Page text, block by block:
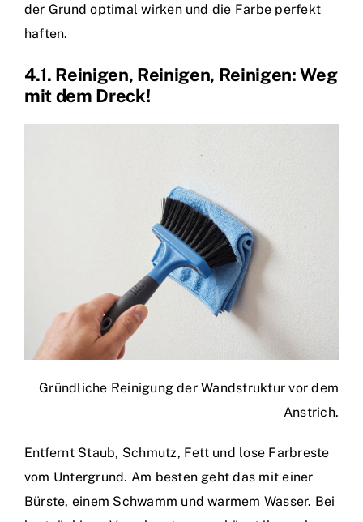
der Grund optimal wirken und die Farbe perfekt
haften.
4.1. Reinigen, Reinigen, Reinigen: Weg
mit dem Dreck!
Gründliche Reinigung der Wandstruktur vor dem
Anstrich.
Entfernt Staub, Schmutz, Fett und lose Farbreste
vom Untergrund. Am besten geht das mit einer
Bürste, einem Schwamm und warmem Wasser. Bei